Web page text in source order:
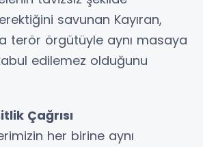
savunan Kayıran,
terör örgütüyle aynı masaya
edilemez olduğunu
Çağrısı
her birine aynı